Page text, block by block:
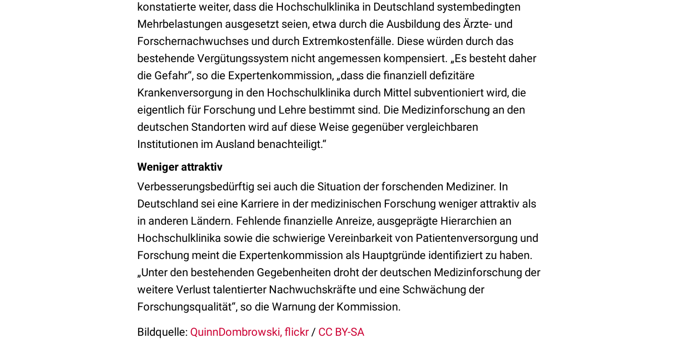
konstatierte weiter, dass die Hochschulklinika in Deutschland systembedingten
Mehrbelastungen ausgesetzt seien, etwa durch die Ausbildung des Ärzte- und
Forschernachwuchses und durch Extremkostenfälle. Diese würden durch das
bestehende Vergütungssystem nicht angemessen kompensiert. „Es besteht daher
die Gefahr“, so die Expertenkommission, „dass die finanziell defizitäre
Krankenversorgung in den Hochschulklinika durch Mittel subventioniert wird, die
eigentlich für Forschung und Lehre bestimmt sind. Die Medizinforschung an den
deutschen Standorten wird auf diese Weise gegenüber vergleichbaren
Institutionen im Ausland benachteiligt.“
Weniger attraktiv
Verbesserungsbedürftig sei auch die Situation der forschenden Mediziner. In
Deutschland sei eine Karriere in der medizinischen Forschung weniger attraktiv als
in anderen Ländern. Fehlende finanzielle Anreize, ausgeprägte Hierarchien an
Hochschulklinika sowie die schwierige Vereinbarkeit von Patientenversorgung und
Forschung meint die Expertenkommission als Hauptgründe identifiziert zu haben.
„Unter den bestehenden Gegebenheiten droht der deutschen Medizinforschung der
weitere Verlust talentierter Nachwuchskräfte und eine Schwächung der
Forschungsqualität“, so die Warnung der Kommission.
Bildquelle: QuinnDombrowski, flickr/ CC BY-SA